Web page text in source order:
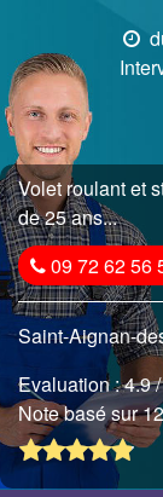
Volet roulant et
de 25 ans...
09 72 62 56
Saint-Aignan-
Evaluation :4.9/
Note basé sur